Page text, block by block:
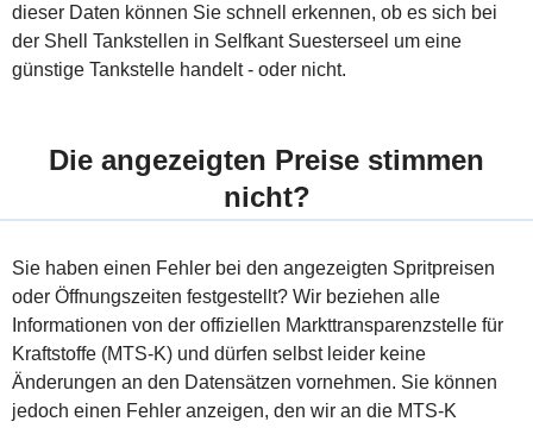
dieser Daten können Sie schnell erkennen, ob es sich bei
der Shell Tankstellen in Selfkant Suesterseel um eine
günstige Tankstelle handelt - oder nicht.
Die angezeigten Preise stimmen
nicht?
Sie haben einen Fehler bei den angezeigten Spritpreisen
oder Öffnungszeiten festgestellt? Wir beziehen alle
Informationen von der offiziellen Markttransparenzstelle für
Kraftstoffe (MTS-K) und dürfen selbst leider keine
Änderungen an den Datensätzen vornehmen. Sie können
jedoch einen Fehler anzeigen, den wir an die MTS-K